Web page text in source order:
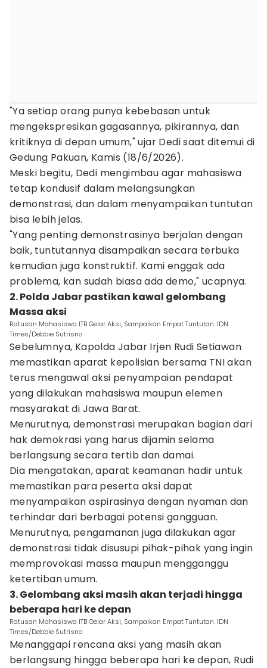
"Ya setiap orang punya kebebasan untuk
mengekspresikan gagasannya, pikirannya, dan
kritiknya di depan umum," ujar Dedi saat ditemui di
Gedung Pakuan, Kamis (18/6/2026).
Meski begitu, Dedi mengimbau agar mahasiswa
tetap kondusif dalam melangsungkan
demonstrasi, dan dalam menyampaikan tuntutan
bisa lebih jelas.
"Yang penting demonstrasinya berjalan dengan
baik, tuntutannya disampaikan secara terbuka
kemudian juga konstruktif. Kami enggak ada
problema, kan sudah biasa ada demo," ucapnya.
2. Polda Jabar pastikan kawal gelombang
Massa aksi
Ratusan Mahasiswa ITB Gelar Aksi, Sampaikan Empat Tuntutan. IDN
Times/Debbie Sutrisno
Sebelumnya, Kapolda Jabar Irjen Rudi Setiawan
memastikan aparat kepolisian bersama TNI akan
terus mengawal aksi penyampaian pendapat
yang dilakukan mahasiswa maupun elemen
masyarakat di Jawa Barat.
Menurutnya, demonstrasi merupakan bagian dari
hak demokrasi yang harus dijamin selama
berlangsung secara tertib dan damai.
Dia mengatakan, aparat keamanan hadir untuk
memastikan para peserta aksi dapat
menyampaikan aspirasinya dengan nyaman dan
terhindar dari berbagai potensi gangguan.
Menurutnya, pengamanan juga dilakukan agar
demonstrasi tidak disusupi pihak-pihak yang ingin
memprovokasi massa maupun mengganggu
ketertiban umum.
3. Gelombang aksi masih akan terjadi hingga
beberapa hari ke depan
Ratusan Mahasiswa ITB Gelar Aksi, Sampaikan Empat Tuntutan. IDN
Times/Debbie Sutrisno
Menanggapi rencana aksi yang masih akan
berlangsung hingga beberapa hari ke depan, Rudi